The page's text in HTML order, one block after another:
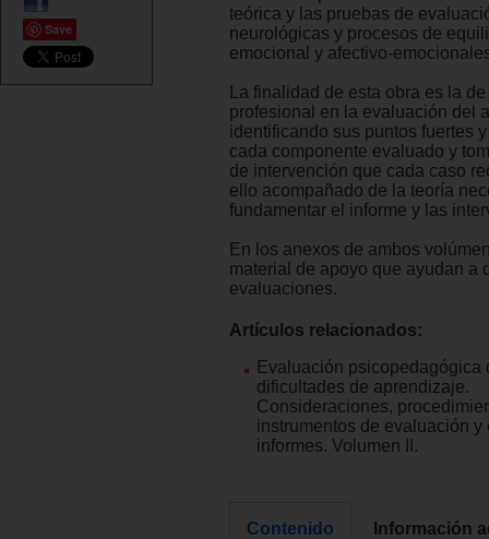
Save
teórica y las pruebas de
neurológicas y procesos de
emocional y afectivo-
La finalidad de esta obra es la
profesional en la evaluación del
identificando sus puntos fuertes
cada componente evaluado y
de intervención que cada caso
ello acompañado de la teoría
fundamentar el informe y las
En los anexos de ambos
material de apoyo que ayudan a
evaluaciones.
Artículos relacionados:
Evaluación psicopedagógica
dificultades de aprendizaje.
Consideraciones,
instrumentos de evaluación y
informes. Volumen II.
Contenido Información